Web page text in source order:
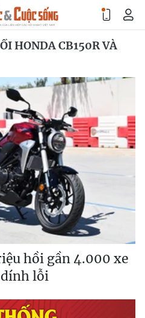
HONDA CB150R VÀ
hồi gần 4.000 xe
dính lỗi